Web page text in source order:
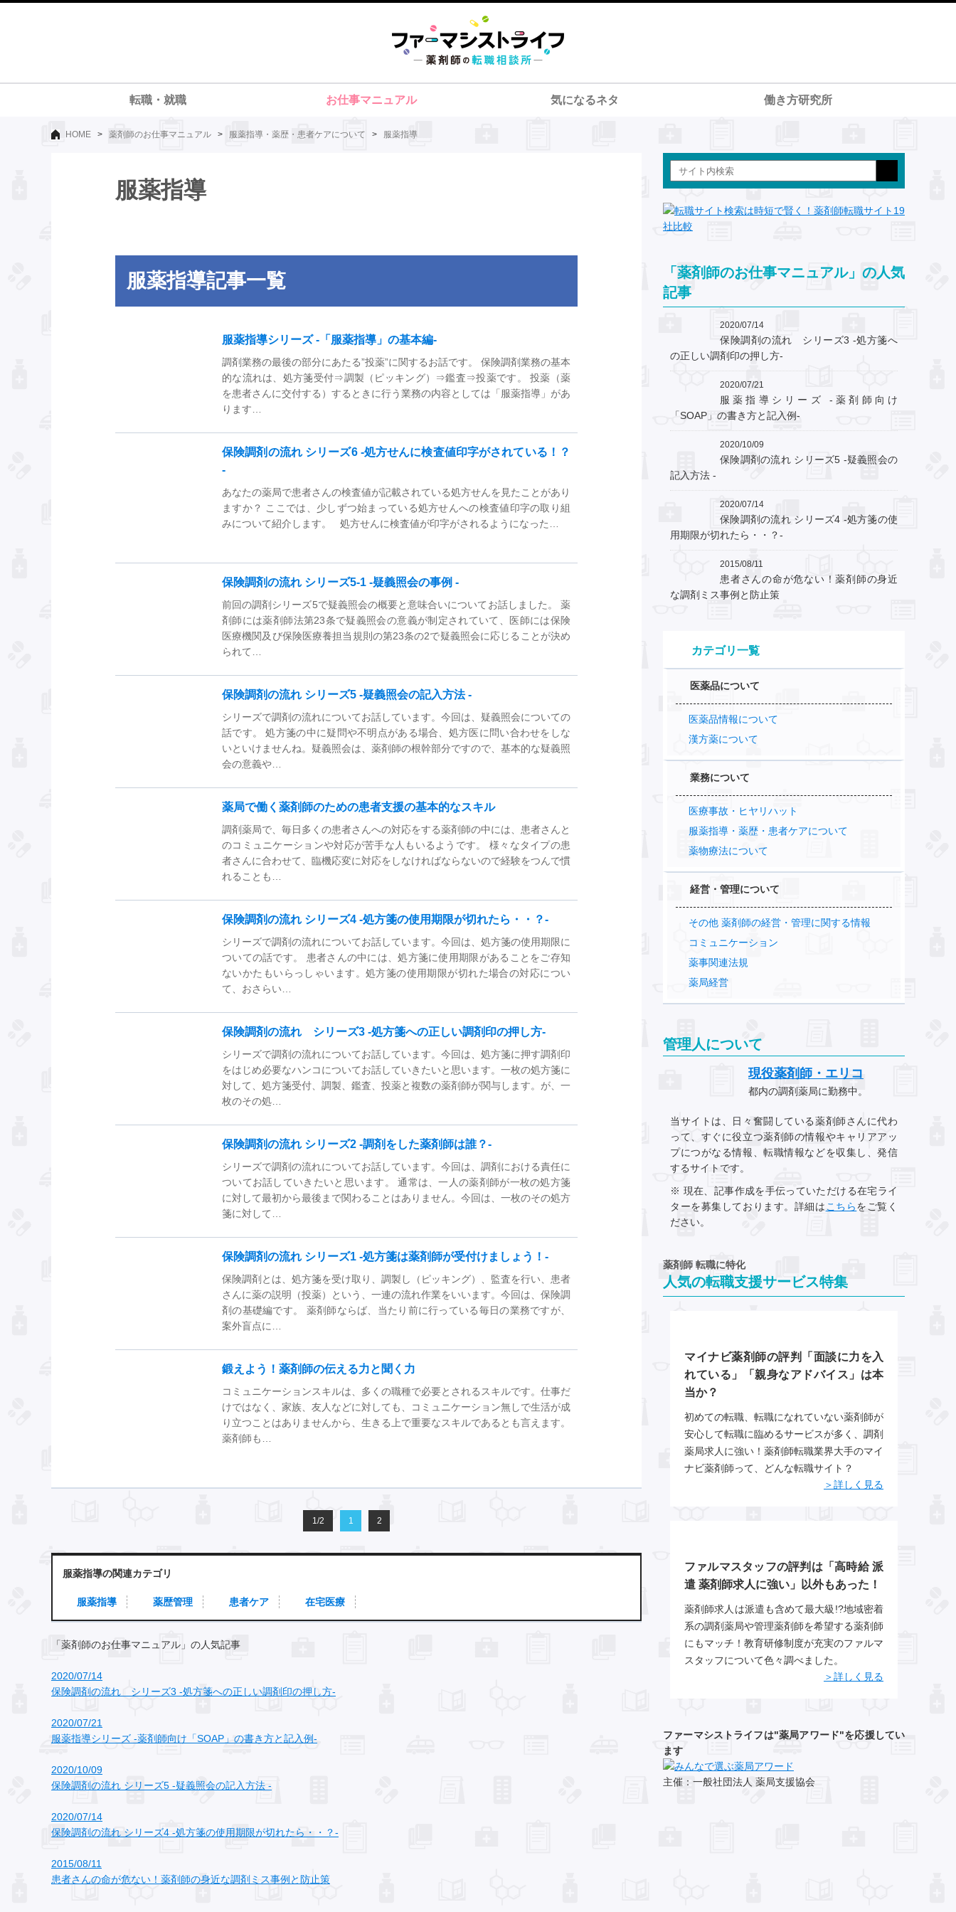
転職・就職 お仕事マニュアル 気になるネタ 働き方研究所
HOME > 薬剤師のお仕事マニュアル > 服薬指導・薬歴・患者ケアについて > 服薬指導
服薬指導
服薬指導記事一覧
服薬指導シリーズ ‐「服薬指導」の基本編‐
調剤業務の最後の部分にあたる”投薬”に関するお話です。 保険調剤業務の基本
的な流れは、処方箋受付⇒調製（ピッキング）⇒鑑査⇒投薬です。 投薬（薬
を患者さんに交付する）するときに行う業務の内容としては「服薬指導」があ
ります…
保険調剤の流れ シリーズ6 ‐処方せんに検査値印字がされている！？
‐
あなたの薬局で患者さんの検査値が記載されている処方せんを見たことがあり
ますか？ ここでは、少しずつ始まっている処方せんへの検査値印字の取り組
みについて紹介します。 処方せんに検査値が印字がされるようになった…
保険調剤の流れ シリーズ5-1 ‐疑義照会の事例 ‐
前回の調剤シリーズ5で疑義照会の概要と意味合いについてお話しました。 薬
剤師には薬剤師法第23条で疑義照会の意義が制定されていて、医師には保険
医療機関及び保険医療養担当規則の第23条の2で疑義照会に応じることが決め
られて…
保険調剤の流れ シリーズ5 ‐疑義照会の記入方法 ‐
シリーズで調剤の流れについてお話しています。今回は、疑義照会についての
話です。 処方箋の中に疑問や不明点がある場合、処方医に問い合わせをしな
いといけませんね。疑義照会は、薬剤師の根幹部分ですので、基本的な疑義照
会の意義や…
薬局で働く薬剤師のための患者支援の基本的なスキル
調剤薬局で、毎日多くの患者さんへの対応をする薬剤師の中には、患者さんと
のコミュニケーションや対応が苦手な人もいるようです。 様々なタイプの患
者さんに合わせて、臨機応変に対応をしなければならないので経験をつんで慣
れることも…
保険調剤の流れ シリーズ4 ‐処方箋の使用期限が切れたら・・？‐
シリーズで調剤の流れについてお話しています。今回は、処方箋の使用期限に
ついての話です。 患者さんの中には、処方箋に使用期限があることをご存知
ないかたもいらっしゃいます。処方箋の使用期限が切れた場合の対応につい
て、おさらい…
保険調剤の流れ シリーズ3 ‐処方箋への正しい調剤印の押し方‐
シリーズで調剤の流れについてお話しています。今回は、処方箋に押す調剤印
をはじめ必要なハンコについてお話していきたいと思います。一枚の処方箋に
対して、処方箋受付、調製、鑑査、投薬と複数の薬剤師が関与します。が、一
枚のその処…
保険調剤の流れ シリーズ2 -調剤をした薬剤師は誰？-
シリーズで調剤の流れについてお話しています。今回は、調剤における責任に
ついてお話していきたいと思います。 通常は、一人の薬剤師が一枚の処方箋
に対して最初から最後まで関わることはありません。今回は、一枚のその処方
箋に対して…
保険調剤の流れ シリーズ1 -処方箋は薬剤師が受付けましょう！-
保険調剤とは、処方箋を受け取り、調製し（ピッキング）、監査を行い、患者
さんに薬の説明（投薬）という、一連の流れ作業をいいます。今回は、保険調
剤の基礎編です。 薬剤師ならば、当たり前に行っている毎日の業務ですが、
案外盲点に…
鍛えよう！薬剤師の伝える力と聞く力
コミュニケーションスキルは、多くの職種で必要とされるスキルです。仕事だ
けではなく、家族、友人などに対しても、コミュニケーション無しで生活が成
り立つことはありませんから、生きる上で重要なスキルであるとも言えます。
薬剤師も…
1/2 1 2
服薬指導の関連カテゴリ
服薬指導 薬歴管理 患者ケア 在宅医療
「薬剤師のお仕事マニュアル」の人気記事
2020/07/14
保険調剤の流れ シリーズ3 ‐処方箋への正しい調剤印の押し方‐
2020/07/21
服薬指導シリーズ ‐薬剤師向け「SOAP」の書き方と記入例‐
2020/10/09
保険調剤の流れ シリーズ5 ‐疑義照会の記入方法 ‐
2020/07/14
保険調剤の流れ シリーズ4 ‐処方箋の使用期限が切れたら・・？‐
2015/08/11
患者さんの命が危ない！薬剤師の身近な調剤ミス事例と防止策
「薬剤師のお仕事マニュアル」の人気
記事
2020/07/14
保険調剤の流れ シリーズ3 ‐処方箋へ
の正しい調剤印の押し方‐
2020/07/21
服薬指導シリーズ ‐薬剤師向け
「SOAP」の書き方と記入例‐
2020/10/09
保険調剤の流れ シリーズ5 ‐疑義照会の
記入方法 ‐
2020/07/14
保険調剤の流れ シリーズ4 ‐処方箋の使
用期限が切れたら・・？‐
2015/08/11
患者さんの命が危ない！薬剤師の身近
な調剤ミス事例と防止策
カテゴリ一覧
医薬品について
医薬品情報について
漢方薬について
業務について
医療事故・ヒヤリハット
服薬指導・薬歴・患者ケアについて
薬物療法について
経営・管理について
その他 薬剤師の経営・管理に関する情報
コミュニケーション
薬事関連法規
薬局経営
管理人について
現役薬剤師・エリコ
都内の調剤薬局に勤務中。
当サイトは、日々奮闘している薬剤師さんに代わ
って、すぐに役立つ薬剤師の情報やキャリアアッ
プにつがなる情報、転職情報などを収集し、発信
するサイトです。
※ 現在、記事作成を手伝っていただける在宅ライ
ターを募集しております。詳細は こちらをご覧く
ださい。
薬剤師 転職に特化
人気の転職支援サービス特集
マイナビ薬剤師の評判「面談に力を入
れている」「親身なアドバイス」は本
当か？
初めての転職、転職になれていない薬剤師が
安心して転職に臨めるサービスが多く、調剤
薬局求人に強い！薬剤師転職業界大手のマイ
ナビ薬剤師って、どんな転職サイト？
＞詳しく見る
ファルマスタッフの評判は「高時給 派
遣 薬剤師求人に強い」以外もあった！
薬剤師求人は派遣も含めて最大級!?地域密着
系の調剤薬局や管理薬剤師を希望する薬剤師
にもマッチ！教育研修制度が充実のファルマ
スタッフについて色々調べました。
＞詳しく見る
ファーマシストライフは"薬局アワード"を応援してい
ます
主催：一般社団法人 薬局支援協会